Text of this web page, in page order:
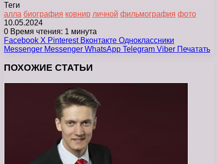
Теги
алла биография ковнир личной фильмография фото
10.05.2024
0 Время чтения: 1 минута
Facebook X Pinterest Вконтакте Одноклассники
Messenger Messenger WhatsApp Telegram Viber Печатать
ПОХОЖИЕ СТАТЬИ